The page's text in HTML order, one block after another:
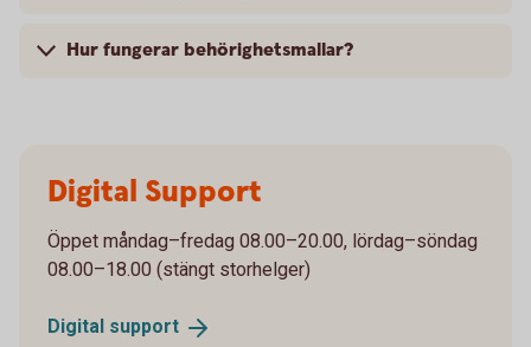
Hur fungerar behörighetsmallar?
Digital Support
Öppet måndag–fredag 08.00–20.00, lördag–söndag
08.00–18.00 (stängt storhelger)
Digital support